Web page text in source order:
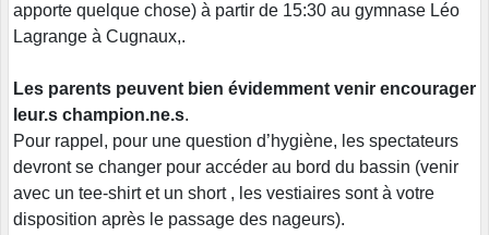
apporte quelque chose) à partir de 15:30 au gymnase Léo
Lagrange à Cugnaux,.
Les parents peuvent bien évidemment venir encourager
leur.s champion.ne.s.
Pour rappel, pour une question d’hygiène, les spectateurs
devront se changer pour accéder au bord du bassin (venir
avec un tee-shirt et un short , les vestiaires sont à votre
disposition après le passage des nageurs).